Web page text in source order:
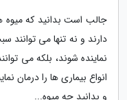
جالب است بدانید که
دارند و نه تنها می
نماینده شوند، بلکه می
انواع بیماری ها را درمان
و بدانید چه میوه...